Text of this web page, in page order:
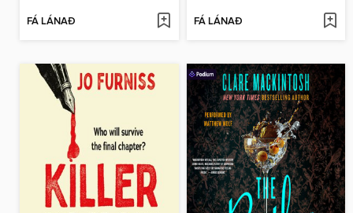
FÁ LÁNAÐ FÁ LÁNAÐ